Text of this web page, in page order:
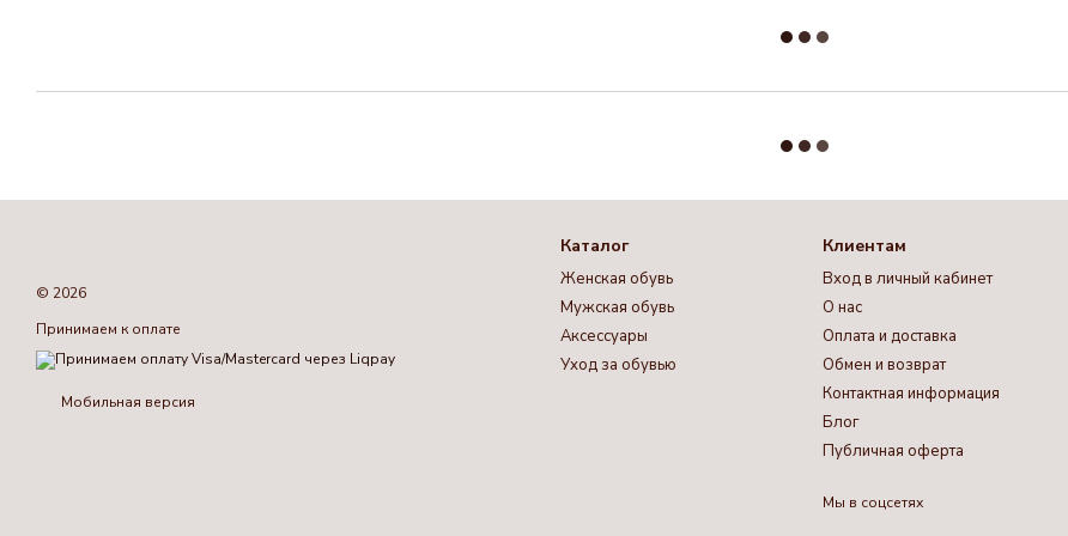
© 2026
Принимаем к оплате
Мобильная версия
Каталог
Женская обувь
Мужская обувь
Аксессуары
Уход за обувью
Клиентам
Вход в личный кабинет
О нас
Оплата и доставка
Обмен и возврат
Контактная информация
Блог
Публичная оферта
Мы в соцсетях